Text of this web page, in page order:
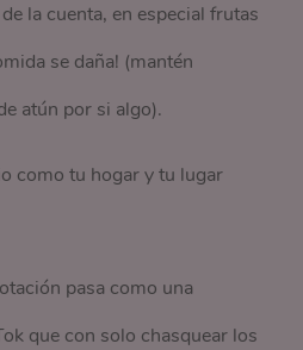
la cuenta, en especial frutas
se daña! (mantén
atún por si algo).
como tu hogar y tu lugar
pasa como una
que con solo chasquear los